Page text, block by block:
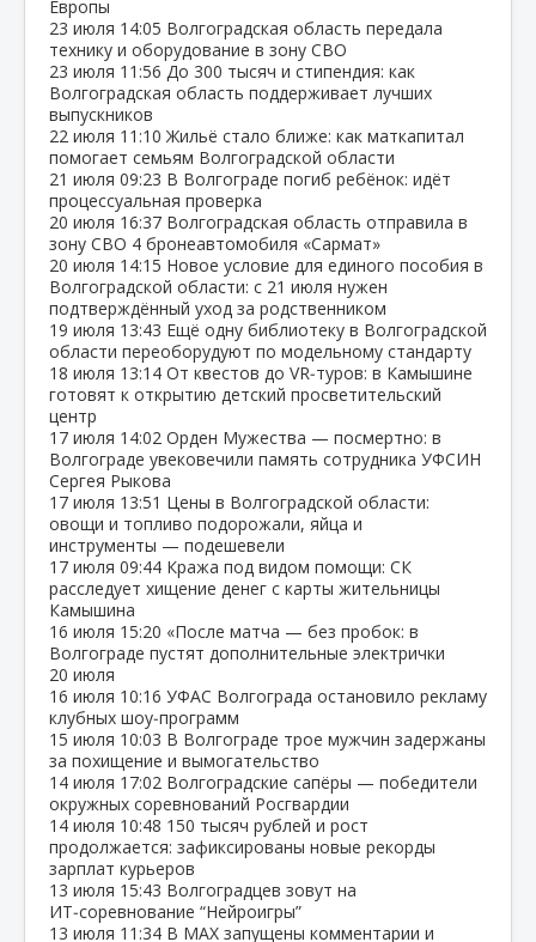
Европы
23 июля 14:05 Волгоградская область передала
технику и оборудование в зону СВО
23 июля 11:56 До 300 тысяч и стипендия: как
Волгоградская область поддерживает лучших
выпускников
22 июля 11:10 Жильё стало ближе: как маткапитал
помогает семьям Волгоградской области
21 июля 09:23 В Волгограде погиб ребёнок: идёт
процессуальная проверка
20 июля 16:37 Волгоградская область отправила в
зону СВО 4 бронеавтомобиля «Сармат»
20 июля 14:15 Новое условие для единого пособия в
Волгоградской области: с 21 июля нужен
подтверждённый уход за родственником
19 июля 13:43 Ещё одну библиотеку в Волгоградской
области переоборудуют по модельному стандарту
18 июля 13:14 От квестов до VR‑туров: в Камышине
готовят к открытию детский просветительский
центр
17 июля 14:02 Орден Мужества — посмертно: в
Волгограде увековечили память сотрудника УФСИН
Сергея Рыкова
17 июля 13:51 Цены в Волгоградской области:
овощи и топливо подорожали, яйца и
инструменты — подешевели
17 июля 09:44 Кража под видом помощи: СК
расследует хищение денег с карты жительницы
Камышина
16 июля 15:20 «После матча — без пробок: в
Волгограде пустят дополнительные электрички
20 июля
16 июля 10:16 УФАС Волгограда остановило рекламу
клубных шоу‑программ
15 июля 10:03 В Волгограде трое мужчин задержаны
за похищение и вымогательство
14 июля 17:02 Волгоградские сапёры — победители
окружных соревнований Росгвардии
14 июля 10:48 150 тысяч рублей и рост
продолжается: зафиксированы новые рекорды
зарплат курьеров
13 июля 15:43 Волгоградцев зовут на
ИТ‑соревнование “Нейроигры”
13 июля 11:34 В МАХ запущены комментарии и